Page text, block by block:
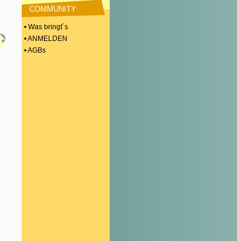
COMMUNITY
• Was bringt´s
• ANMELDEN
• AGBs